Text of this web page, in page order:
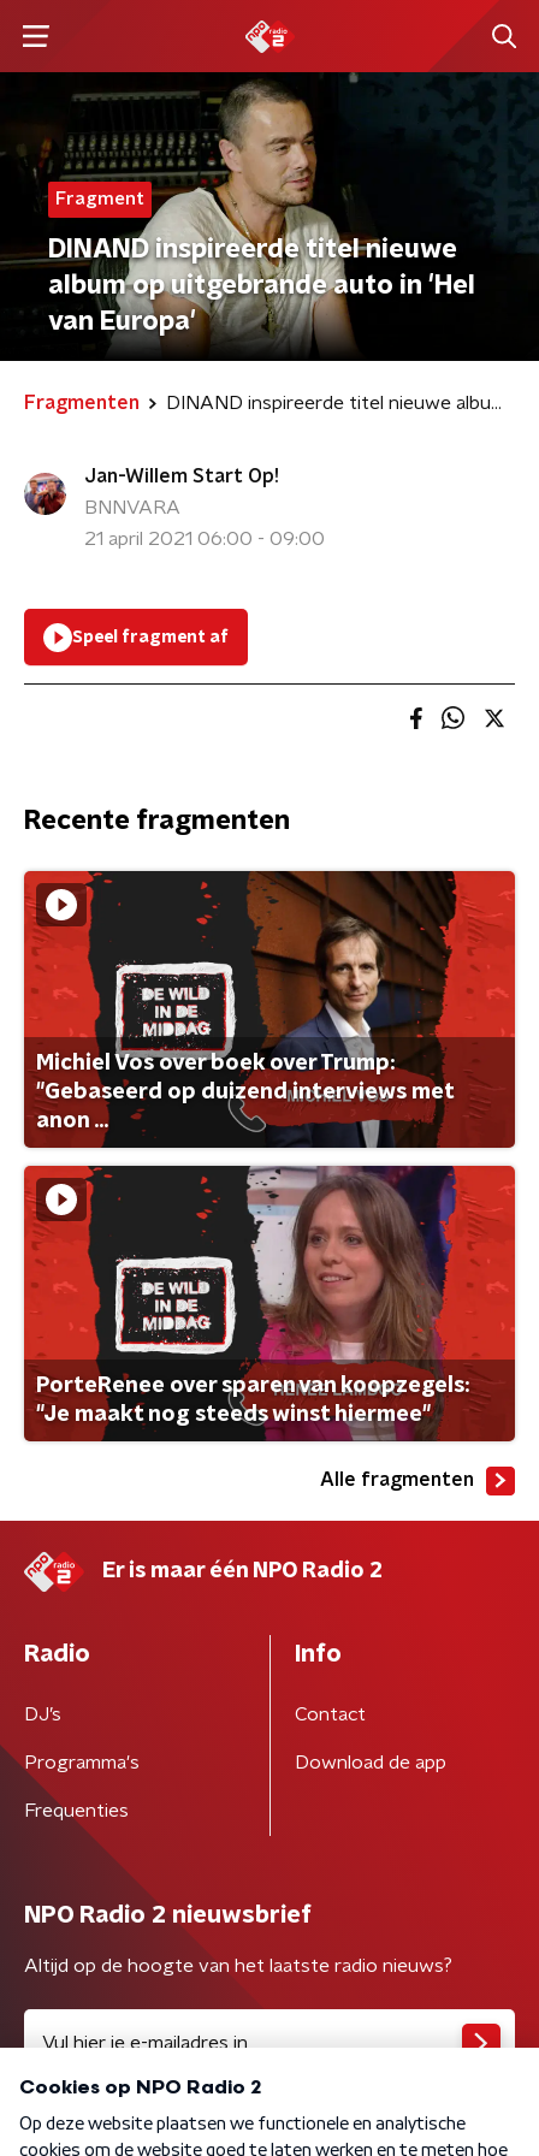
Fragment
DINAND inspireerde titel nieuwe
album op uitgebrande auto in 'Hel
van Europa'
Fragmenten DINAND inspireerde titel nieuwe album op uitgebrande auto in 'Hel van Europa'
Jan-Willem Start Op!
BNNVARA
21 april 2021 06:00 - 09:00
Speel fragment af
Recente fragmenten
Michiel Vos over boek over Trump:
"Gebaseerd op duizend interviews met
anon ...
PorteRenee over sparen van koopzegels:
"Je maakt nog steeds winst hiermee"
Alle fragmenten
Er is maar één NPO Radio 2
Radio
DJ’s
Programma's
Frequenties
Info
Contact
Download de app
NPO Radio 2 nieuwsbrief
Altijd op de hoogte van het laatste radio nieuws?